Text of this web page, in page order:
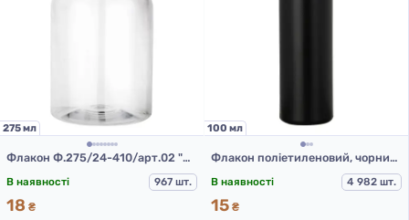
275 мл
Флакон Ф.275/24-410/арт.02 "Марта" (прозорий)
В наявності 967 шт.
18 ₴
100 мл
Флакон поліетиленовий, чорний 100 мл, 508D (пластикові флакони 100 мл)
В наявності 4 982 шт.
15 ₴